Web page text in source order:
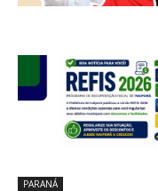
PARANÁ